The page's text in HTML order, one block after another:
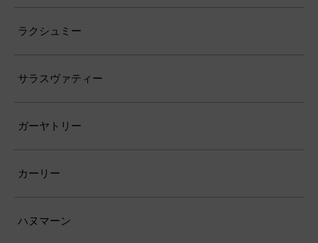
ラクシュミー
サラスヴァティー
ガーヤトリー
カーリー
ハヌマーン